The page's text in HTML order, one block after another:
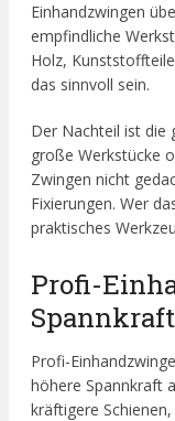
Einhandzwingen
empfindliche
Holz,
das sinnvoll sein.
Der Nachteil ist die
große Werkstücke
Zwingen nicht
Fixierungen. Wer
praktisches
Profi-
Spannkraft
Profi-
höhere Spannkraft
kräftigere